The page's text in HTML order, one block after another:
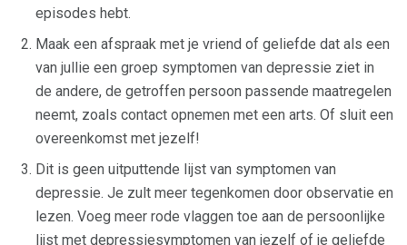
episodes hebt.
Maak een afspraak met je vriend of geliefde dat als een
van jullie een groep symptomen van depressie ziet in
de andere, de getroffen persoon passende maatregelen
neemt, zoals contact opnemen met een arts. Of sluit een
overeenkomst met jezelf!
Dit is geen uitputtende lijst van symptomen van
depressie. Je zult meer tegenkomen door observatie en
lezen. Voeg meer rode vlaggen toe aan de persoonlijke
lijst met depressiesymptomen van jezelf of je geliefde